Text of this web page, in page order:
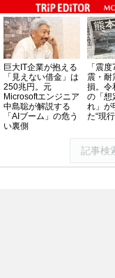
巨大IT企業が抱える
「見えない借金」は
250兆円。元
Microsoftエンジニア
中島聡が解説する
「AIブーム」の危う
い裏側
「震
震・耐
損。令
の「想
れ」が
た“現